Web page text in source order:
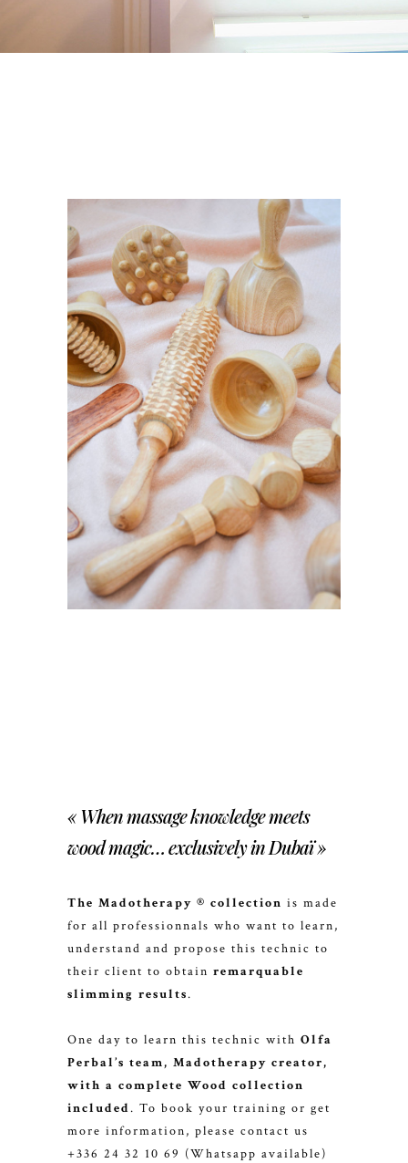
« When massage knowledge meets
wood magic… exclusively in Dubaï »
The Madotherapy ® collection is made
for all professionnals who want to learn,
understand and propose this technic to
their client to obtain remarquable
slimming results.
One day to learn this technic with Olfa
Perbal’s team, Madotherapy creator,
with a complete Wood collection
included. To book your training or get
more information, please contact us
+336 24 32 10 69 (Whatsapp available)